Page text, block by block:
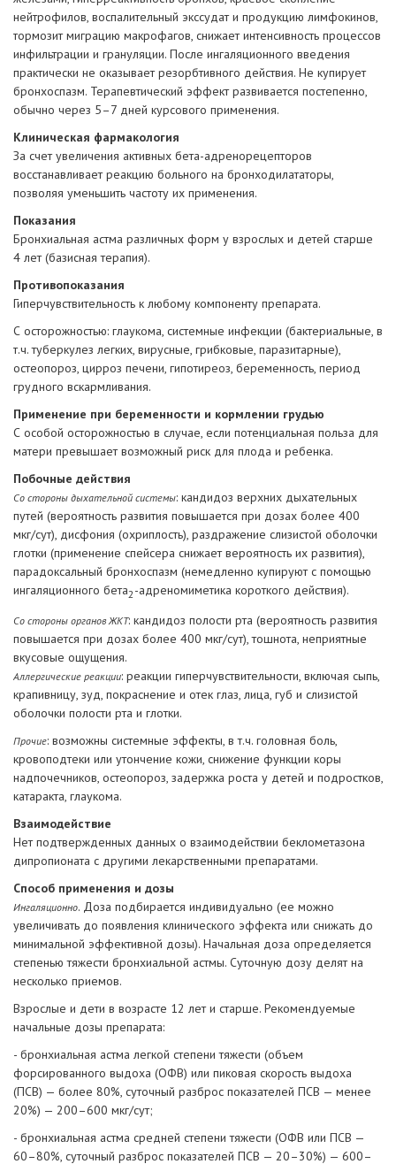
нейтрофилов, воспалительный экссудат и продукцию лимфокинов,
тормозит миграцию макрофагов, снижает интенсивность процессов
инфильтрации и грануляции. После ингаляционного введения
практически не оказывает резорбтивного действия. Не купирует
бронхоспазм. Терапевтический эффект развивается постепенно,
обычно через 5–7 дней курсового применения.
Клиническая фармакология
За счет увеличения активных бета-адренорецепторов
восстанавливает реакцию больного на бронходилататоры,
позволяя уменьшить частоту их применения.
Показания
Бронхиальная астма различных форм у взрослых и детей старше
4 лет (базисная терапия).
Противопоказания
Гиперчувствительность к любому компоненту препарата.
С осторожностью: глаукома, системные инфекции (бактериальные, в
т.ч. туберкулез легких, вирусные, грибковые, паразитарные),
остеопороз, цирроз печени, гипотиреоз, беременность, период
грудного вскармливания.
Применение при беременности и кормлении грудью
С особой осторожностью в случае, если потенциальная польза для
матери превышает возможный риск для плода и ребенка.
Побочные действия
Со стороны дыхательной системы: кандидоз верхних дыхательных
путей (вероятность развития повышается при дозах более 400
мкг/сут), дисфония (охриплость), раздражение слизистой оболочки
глотки (применение спейсера снижает вероятность их развития),
парадоксальный бронхоспазм (немедленно купируют с помощью
ингаляционного бета2 -адреномиметика короткого действия).
Со стороны органов ЖКТ: кандидоз полости рта (вероятность развития
повышается при дозах более 400 мкг/сут), тошнота, неприятные
вкусовые ощущения.
Аллергические реакции: реакции гиперчувствительности, включая сыпь,
крапивницу, зуд, покраснение и отек глаз, лица, губ и слизистой
оболочки полости рта и глотки.
Прочие: возможны системные эффекты, в т.ч. головная боль,
кровоподтеки или утончение кожи, снижение функции коры
надпочечников, остеопороз, задержка роста у детей и подростков,
катаракта, глаукома.
Взаимодействие
Нет подтвержденных данных о взаимодействии беклометазона
дипропионата с другими лекарственными препаратами.
Способ применения и дозы
Ингаляционно. Доза подбирается индивидуально (ее можно
увеличивать до появления клинического эффекта или снижать до
минимальной эффективной дозы). Начальная доза определяется
степенью тяжести бронхиальной астмы. Суточную дозу делят на
несколько приемов.
Взрослые и дети в возрасте 12 лет и старше. Рекомендуемые
начальные дозы препарата:
- бронхиальная астма легкой степени тяжести (объем
форсированного выдоха (ОФВ) или пиковая скорость выдоха
(ПСВ) — более 80%, суточный разброс показателей ПСВ — менее
20%) — 200–600 мкг/сут;
- бронхиальная астма средней степени тяжести (ОФВ или ПСВ —
60–80%, суточный разброс показателей ПСВ — 20–30%) — 600–